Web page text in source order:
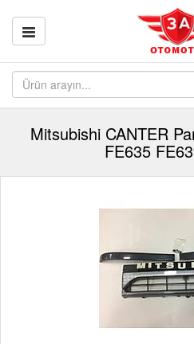
Mitsubishi CANTER
FE635